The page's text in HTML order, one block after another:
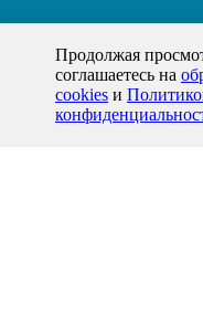
Продолжая
соглашаетесь на
cookies и